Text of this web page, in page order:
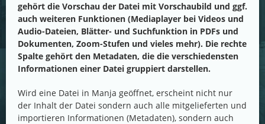
gehört die Vorschau der Datei mit Vorschaubild und ggf.
auch weiteren Funktionen (Mediaplayer bei Videos und
Audio-Dateien, Blätter- und Suchfunktion in PDFs und
Dokumenten, Zoom-Stufen und vieles mehr). Die rechte
Spalte gehört den Metadaten, die die verschiedensten
Informationen einer Datei gruppiert darstellen.
Wird eine Datei in Manja geöffnet, erscheint nicht nur
der Inhalt der Datei sondern auch alle mitgelieferten und
importieren Informationen (Metadaten), sondern auch